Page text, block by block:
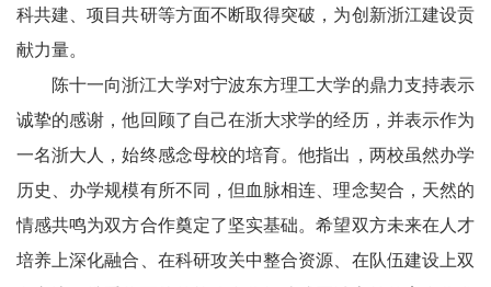
科共建、项目共研等方面不断取得突破，为创新浙江建设贡
献力量。
陈十一向浙江大学对宁波东方理工大学的鼎力支持表示
诚挚的感谢，他回顾了自己在浙大求学的经历，并表示作为
一名浙大人，始终感念母校的培育。他指出，两校虽然办学
历史、办学规模有所不同，但血脉相连、理念契合，天然的
情感共鸣为双方合作奠定了坚实基础。希望双方未来在人才
培养上深化融合、在科研攻关中整合资源、在队伍建设上双